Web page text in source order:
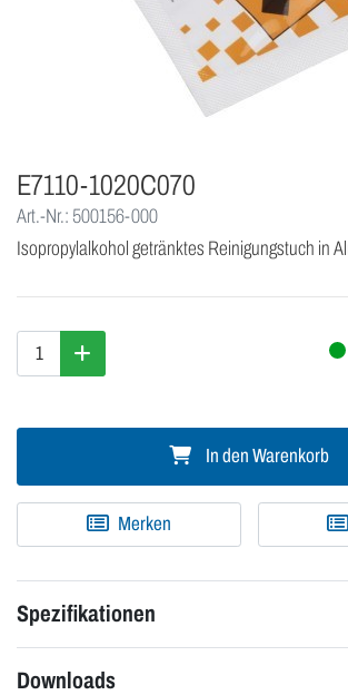
E7110-1020C070
Art.-Nr.: 500156-000
Isopropylalkohol getränktes Reinigungstuch in
In den Warenkorb
Merken
Spezifikationen
Downloads